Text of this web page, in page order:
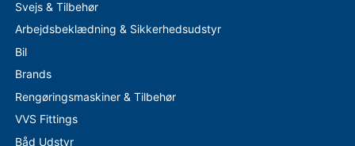
Svejs & Tilbehør
Arbejdsbeklædning & Sikkerhedsudstyr
Bil
Brands
Rengøringsmaskiner & Tilbehør
VVS Fittings
Båd Udstyr